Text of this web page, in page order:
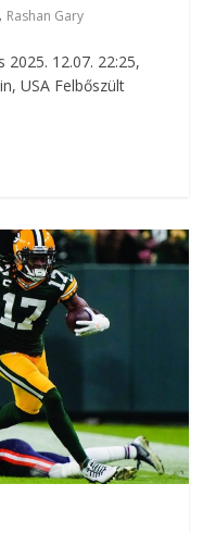
, Rashan Gary
2025. 12.07. 22:25,
USA Felbőszült